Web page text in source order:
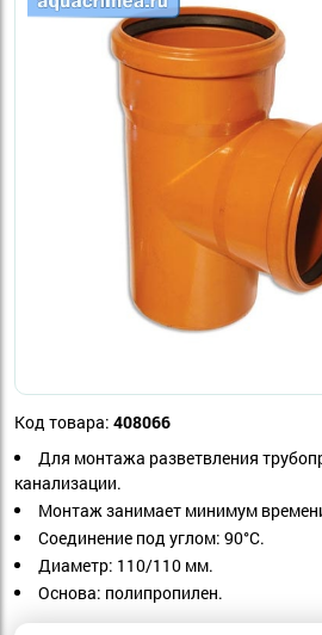
Код товара: 408066
Для монтажа разветвления
канализации.
Монтаж занимает минимум
Соединение под углом: 90°С.
Диаметр: 110/110 мм.
Основа: полипропилен.